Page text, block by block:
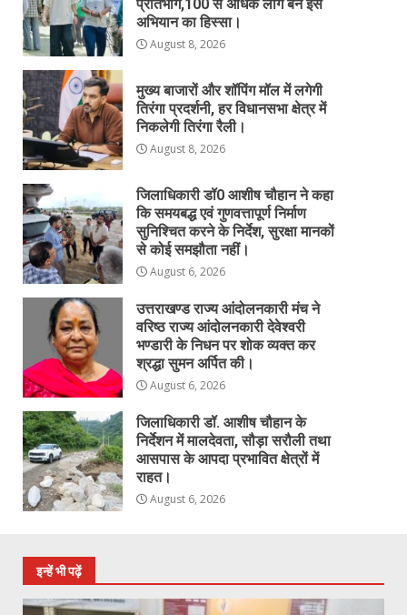
प्रतिभाग,100 से अधिक लोग बने इस
अभियान का हिस्सा।
August 8, 2026
मुख्य बाजारों और शॉपिंग मॉल में लगेगी
तिरंगा प्रदर्शनी, हर विधानसभा क्षेत्र में
निकलेगी तिरंगा रैली।
August 8, 2026
जिलाधिकारी डॉ0 आशीष चौहान ने कहा
कि समयबद्ध एवं गुणवत्तापूर्ण निर्माण
सुनिश्चित करने के निर्देश, सुरक्षा मानकों
से कोई समझौता नहीं।
August 6, 2026
उत्तराखण्ड राज्य आंदोलनकारी मंच ने
वरिष्ठ राज्य आंदोलनकारी देवेश्वरी
भण्डारी के निधन पर शोक व्यक्त कर
श्रद्धा सुमन अर्पित की।
August 6, 2026
जिलाधिकारी डॉ. आशीष चौहान के
निर्देशन में मालदेवता, सौड़ा सरौली तथा
आसपास के आपदा प्रभावित क्षेत्रों में
राहत।
August 6, 2026
इन्हें भी पढ़ें